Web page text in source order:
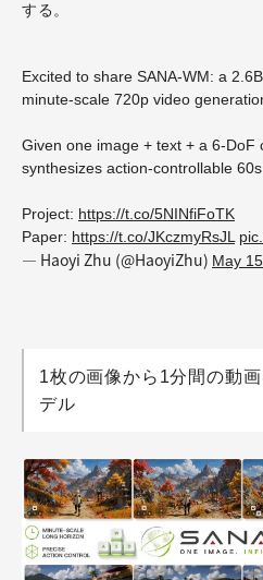
する。
Excited to share SANA-WM: a
minute-scale 720p video
Given one image + text + a 6-DoF
synthesizes action-controllable
Project: https://t.co/5NINfiFoTK
Paper: https://t.co/JKczmyRsJL
— Haoyi Zhu (@HaoyiZhu) May
1枚の画像から1分間の動
デル